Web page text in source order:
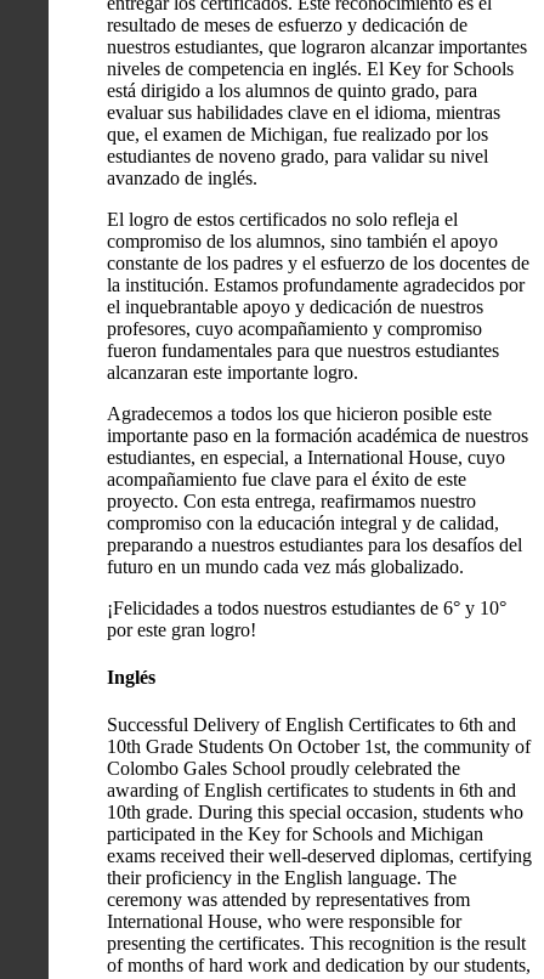
resultado de meses de esfuerzo y dedicación de
nuestros estudiantes, que lograron alcanzar importantes
niveles de competencia en inglés. El Key for Schools
está dirigido a los alumnos de quinto grado, para
evaluar sus habilidades clave en el idioma, mientras
que, el examen de Michigan, fue realizado por los
estudiantes de noveno grado, para validar su nivel
avanzado de inglés.
El logro de estos certificados no solo refleja el
compromiso de los alumnos, sino también el apoyo
constante de los padres y el esfuerzo de los docentes de
la institución. Estamos profundamente agradecidos por
el inquebrantable apoyo y dedicación de nuestros
profesores, cuyo acompañamiento y compromiso
fueron fundamentales para que nuestros estudiantes
alcanzaran este importante logro.
Agradecemos a todos los que hicieron posible este
importante paso en la formación académica de nuestros
estudiantes, en especial, a International House, cuyo
acompañamiento fue clave para el éxito de este
proyecto. Con esta entrega, reafirmamos nuestro
compromiso con la educación integral y de calidad,
preparando a nuestros estudiantes para los desafíos del
futuro en un mundo cada vez más globalizado.
¡Felicidades a todos nuestros estudiantes de 6° y 10°
por este gran logro!
Inglés
Successful Delivery of English Certificates to 6th and
10th Grade Students On October 1st, the community of
Colombo Gales School proudly celebrated the
awarding of English certificates to students in 6th and
10th grade. During this special occasion, students who
participated in the Key for Schools and Michigan
exams received their well-deserved diplomas, certifying
their proficiency in the English language. The
ceremony was attended by representatives from
International House, who were responsible for
presenting the certificates. This recognition is the result
of months of hard work and dedication by our students,